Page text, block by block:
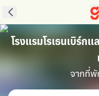
โรงแรมโรเธนเบิร์กแ
จากที่พั